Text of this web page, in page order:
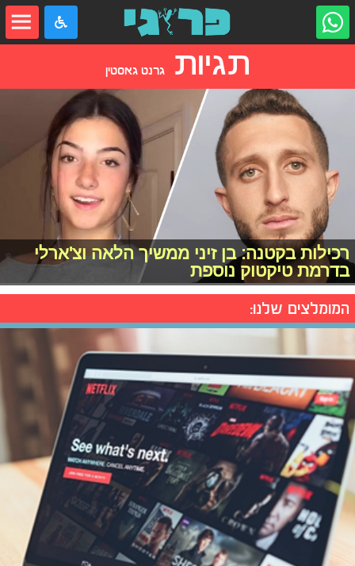
תגיותגרנט גאסטין
רכילות בקטנה: בן זיני ממשיך הלאה וצ'ארלי
בדרמת טיקטוק נוספת
המומלצים שלנו: